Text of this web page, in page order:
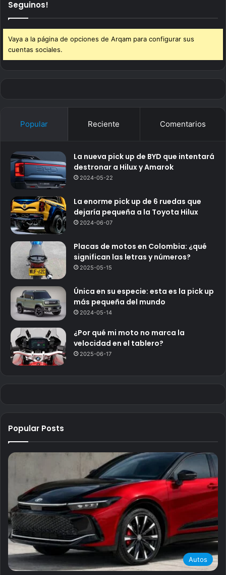
Seguinos!
Vaya a la página de opciones de Arqam para configurar sus
cuentas sociales.
Popular Reciente Comentarios
La nueva pick up de BYD que intentará
destronar a Hilux y Amarok
2024-05-22
La enorme pick up de 6 ruedas que
dejaría pequeña a la Toyota Hilux
2024-06-07
Placas de motos en Colombia: ¿qué
significan las letras y números?
2025-05-15
Única en su especie: esta es la pick up
más pequeña del mundo
2024-05-14
¿Por qué mi moto no marca la
velocidad en el tablero?
2025-06-17
Popular Posts
Autos